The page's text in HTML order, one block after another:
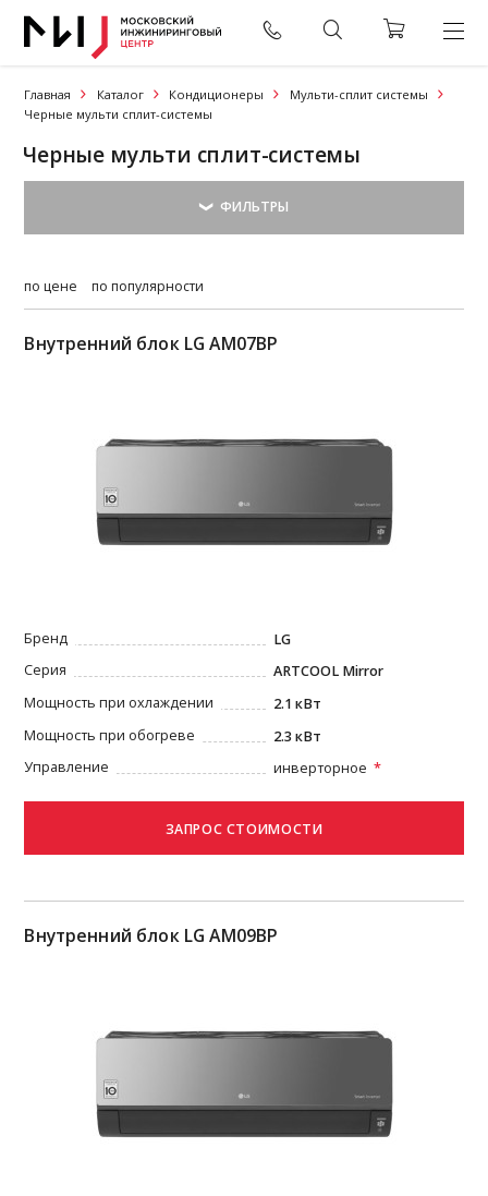
Главная Каталог Кондиционеры
Мульти-сплит системы
Черные мульти сплит-системы
Черные мульти сплит-системы
по цене по популярности
Внутренний блок LG AM07BP
Бренд
LG
Серия
ARTCOOL Mirror
Мощность при охлаждении
2.1 кВт
Мощность при обогреве
2.3 кВт
Управление
инверторное
Внутренний блок LG AM09BP